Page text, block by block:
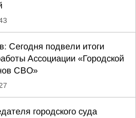
Сегодня подвели итоги
Ассоциации «Городской
СВО»
городского суда